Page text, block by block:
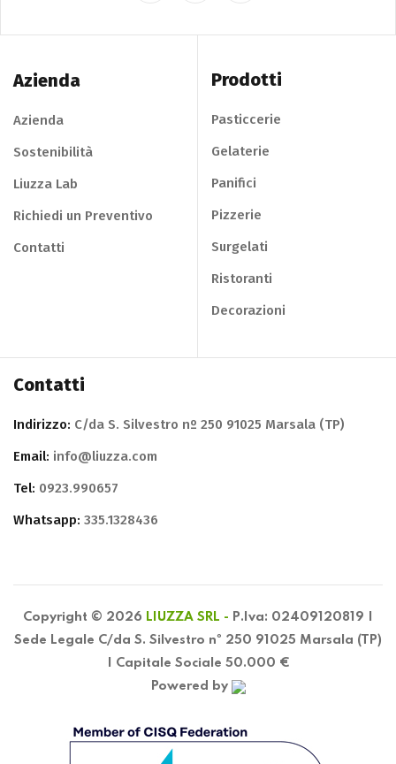
Azienda
Azienda
Sostenibilità
Liuzza Lab
Richiedi un Preventivo
Contatti
Prodotti
Pasticcerie
Gelaterie
Panifici
Pizzerie
Surgelati
Ristoranti
Decorazioni
Contatti
Indirizzo: C/da S. Silvestro nº 250 91025 Marsala (TP)
Email: info@liuzza.com
Tel: 0923.990657
Whatsapp: 335.1328436
Copyright © 2026 LIUZZA SRL - P.Iva: 02409120819 |
Sede Legale C/da S. Silvestro nº 250 91025 Marsala (TP)
| Capitale Sociale 50.000 €
Powered by